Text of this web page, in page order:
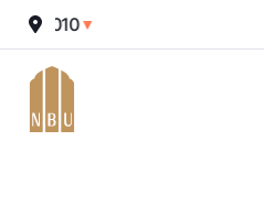
12 010▼